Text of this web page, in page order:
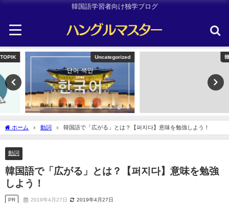
韓国語学習者向け独学ブログ
Uncategorized
ホーム 動詞 韓国語で「広がる」とは？【퍼지다】意味を勉強しよう！
動詞
韓国語で「広がる」とは？【퍼지다】意味を勉強
しよう！
PR 2019年4月27日 2019年4月27日